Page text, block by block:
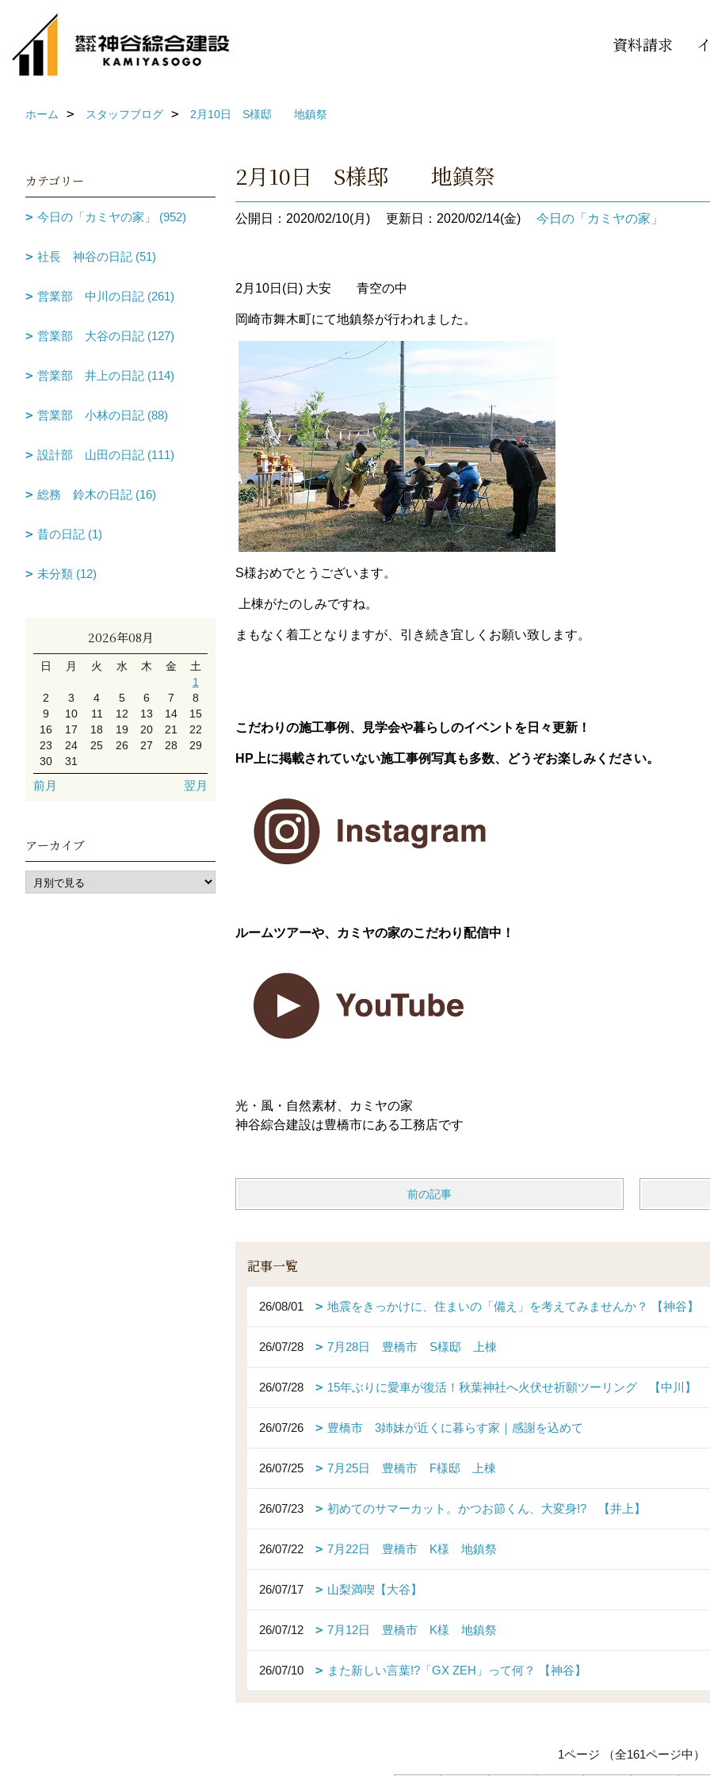
資料請求
ホーム スタッフブログ 2月10日 S様邸 地鎮祭
2月10日 S様邸 地鎮祭
公開日：2020/02/10(月) 更新日：2020/02/14(金) 今日の「カミヤの家」
2月10日(日) 大安 青空の中
岡崎市舞木町にて地鎮祭が行われました。
S様おめでとうございます。
上棟がたのしみですね。
まもなく着工となりますが、引き続き宜しくお願い致します。
こだわりの施工事例、見学会や暮らしのイベントを日々更新！
HP上に掲載されていない施工事例写真も多数、どうぞお楽しみください。
ルームツアーや、カミヤの家のこだわり配信中！
光・風・自然素材、カミヤの家
神谷綜合建設は豊橋市にある工務店です
前の記事
記事一覧
26/08/01 地震をきっかけに、住まいの「備え」を考えてみませんか？ 【神谷】
26/07/28 7月28日 豊橋市 S様邸 上棟
26/07/28 15年ぶりに愛車が復活！秋葉神社へ火伏せ祈願ツーリング 【中川】
26/07/26 豊橋市 3姉妹が近くに暮らす家｜感謝を込めて
26/07/25 7月25日 豊橋市 F様邸 上棟
26/07/23 初めてのサマーカット。かつお節くん、大変身!? 【井上】
26/07/22 7月22日 豊橋市 K様 地鎮祭
26/07/17 山梨満喫【大谷】
26/07/12 7月12日 豊橋市 K様 地鎮祭
26/07/10 また新しい言葉!?「GX ZEH」って何？ 【神谷】
1ページ （全161ページ中）
カテゴリー
今日の「カミヤの家」 (952)
社長 神谷の日記 (51)
営業部 中川の日記 (261)
営業部 大谷の日記 (127)
営業部 井上の日記 (114)
営業部 小林の日記 (88)
設計部 山田の日記 (111)
総務 鈴木の日記 (16)
昔の日記 (1)
未分類 (12)
2026年08月
日 月 火 水 木 金
土
1
2
3 4 5 6 7
8
9
10 11 12 13 14
15
16
17 18 19 20 21
22
23
24 25 26 27 28
29
30
31
前月 翌月
アーカイブ